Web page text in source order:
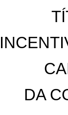
DA